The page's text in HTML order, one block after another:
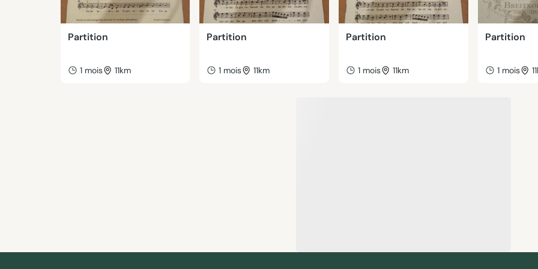
Partition
1 mois 11km
Partition
1 mois 11km
Partition
1 mois 11km
Partition
1 mois